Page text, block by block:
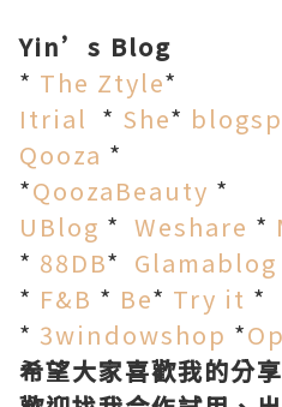
Yin’s Blog
* The Ztyle*
Itrial * She*
Qooza *
*QoozaBeauty *
UBlog * Weshare *
* 88DB* Glamablog
* F&B * Be* Try it *
* 3windowshop *
希望大家喜歡我的分享